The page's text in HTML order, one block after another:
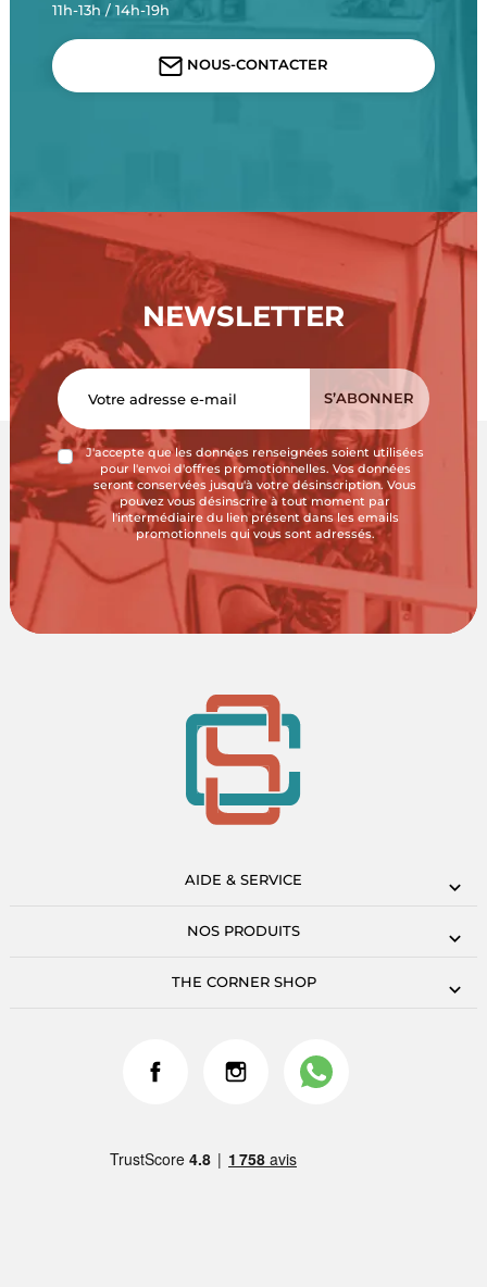
11h-13h / 14h-19h
NOUS-CONTACTER
NEWSLETTER
J'accepte que les données renseignées soient utilisées
pour l'envoi d'offres promotionnelles. Vos données
seront conservées jusqu'à votre désinscription. Vous
pouvez vous désinscrire à tout moment par
l'intermédiaire du lien présent dans les emails
promotionnels qui vous sont adressés.
AIDE & SERVICE
NOS PRODUITS
THE CORNER SHOP